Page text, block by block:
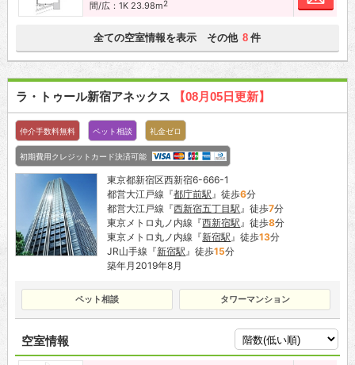
間/広：1K 23.98m2
全ての空室情報を表示 その他 8 件
ラ・トゥール新宿アネックス 【08月05日更新】
仲介手数料無料 ペット相談 礼金ゼロ
初期費用クレジットカード決済可能
東京都新宿区西新宿6-666-1
都営大江戸線『都庁前駅』徒歩6分
都営大江戸線『西新宿五丁目駅』徒歩7分
東京メトロ丸ノ内線『西新宿駅』徒歩8分
東京メトロ丸ノ内線『新宿駅』徒歩13分
JR山手線『新宿駅』徒歩15分
築年月2019年8月
ペット相談 タワーマンション
空室情報